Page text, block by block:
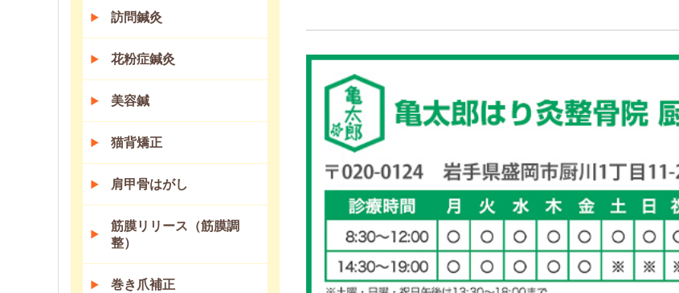
訪問鍼灸
花粉症鍼灸
美容鍼
猫背矯正
肩甲骨はがし
筋膜リリース（筋膜調
整）
巻き爪補正